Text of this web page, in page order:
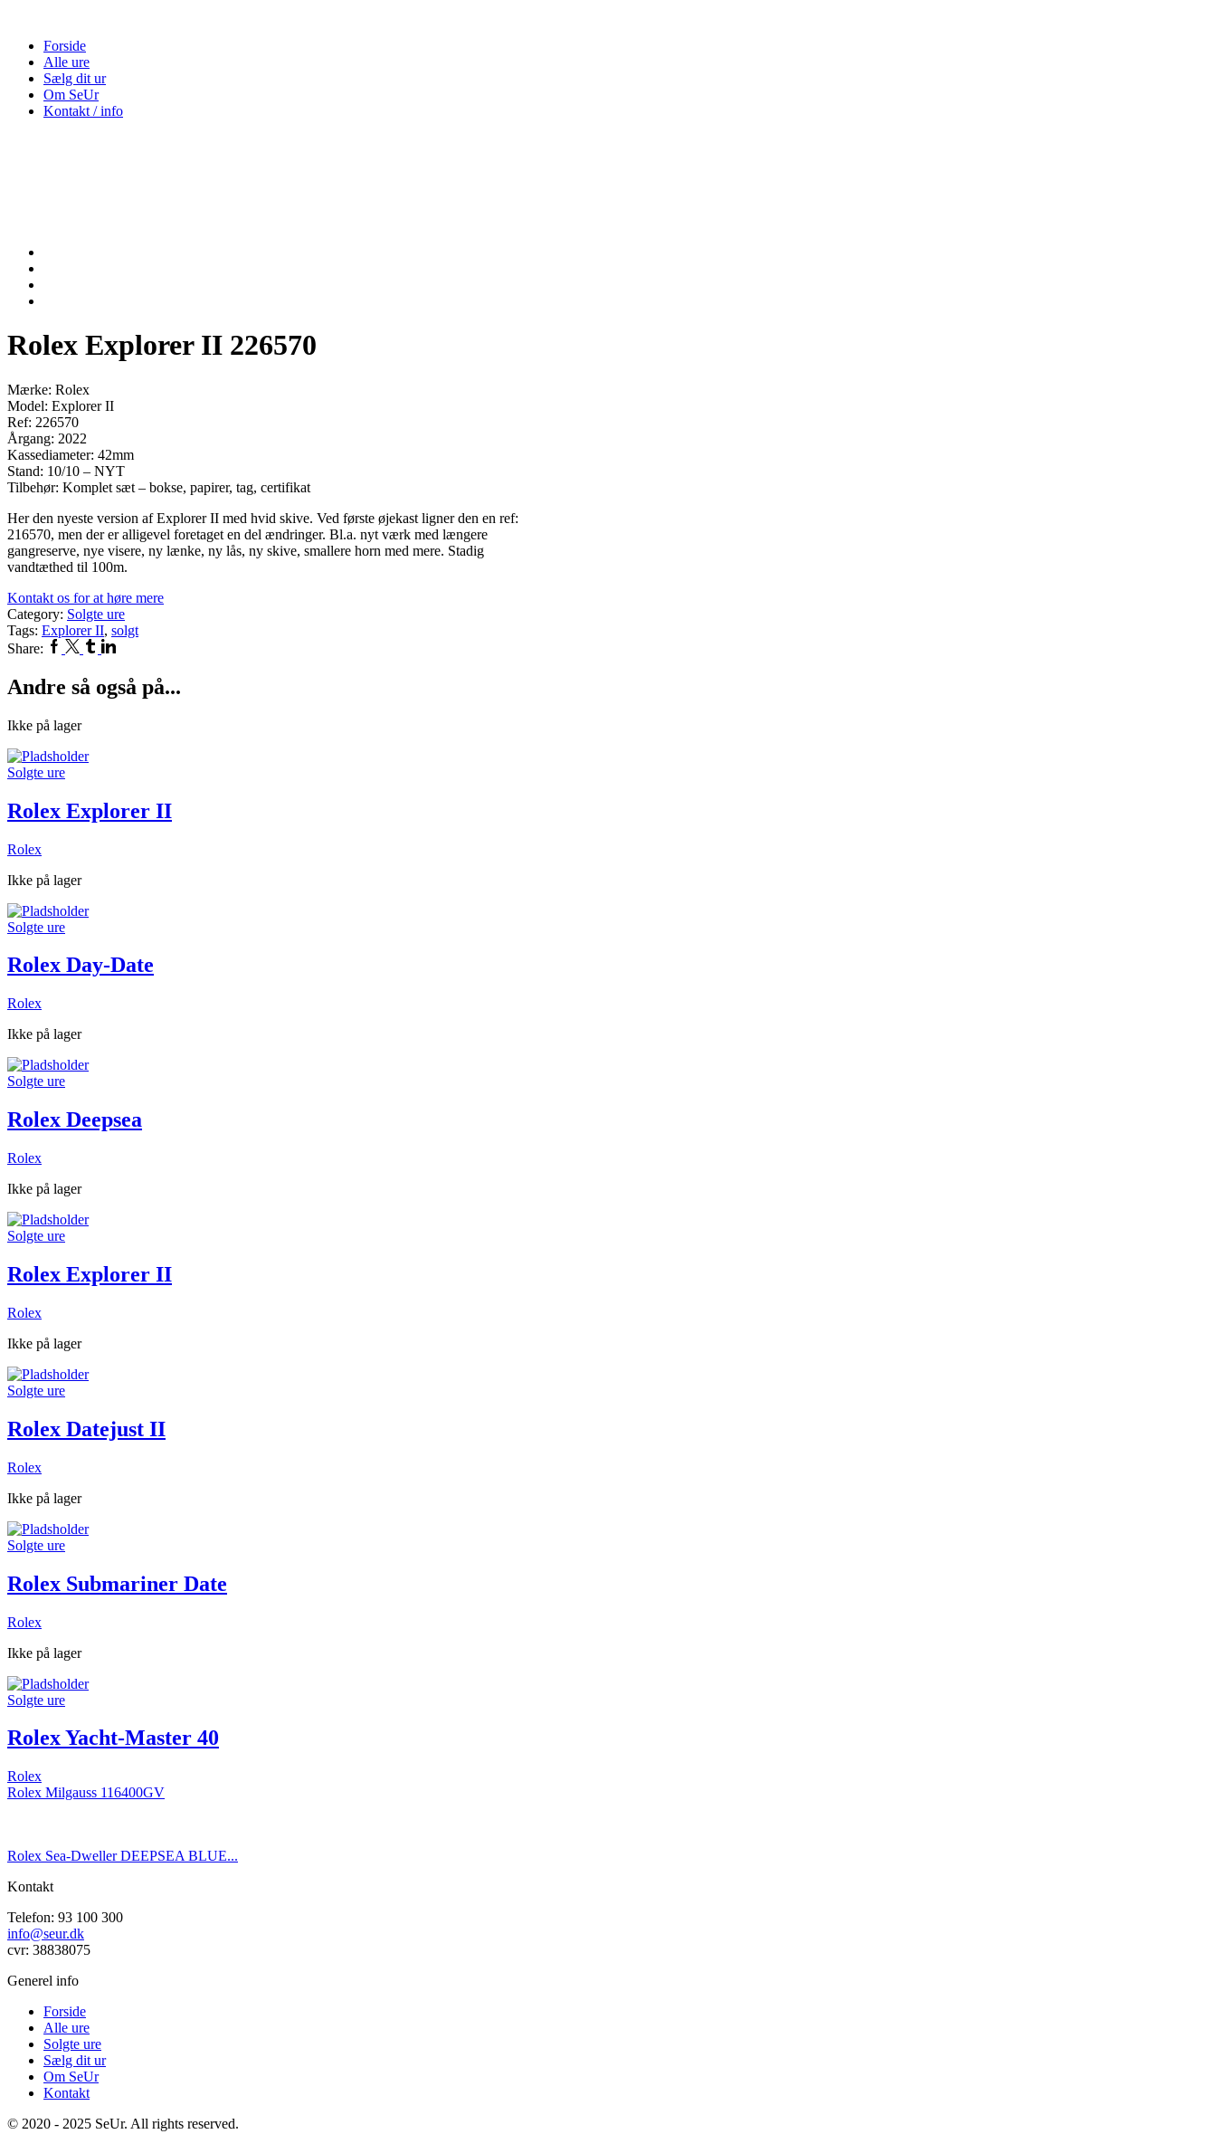
Forside
Alle ure
Sælg dit ur
Om SeUr
Kontakt / info
Rolex Explorer II 226570
Mærke: Rolex
Model: Explorer II
Ref: 226570
Årgang: 2022
Kassediameter: 42mm
Stand: 10/10 – NYT
Tilbehør: Komplet sæt – bokse, papirer, tag, certifikat
Her den nyeste version af Explorer II med hvid skive. Ved første øjekast ligner den en ref:
216570, men der er alligevel foretaget en del ændringer. Bl.a. nyt værk med længere
gangreserve, nye visere, ny lænke, ny lås, ny skive, smallere horn med mere. Stadig
vandtæthed til 100m.
Kontakt os for at høre mere
Category: Solgte ure
Tags: Explorer II, solgt
Share: Facebook
Twitter
TumblrLinkedin
Andre så også på...
Ikke på lager
Solgte ure
Rolex Explorer II
Rolex
Ikke på lager
Solgte ure
Rolex Day-Date
Rolex
Ikke på lager
Solgte ure
Rolex Deepsea
Rolex
Ikke på lager
Solgte ure
Rolex Explorer II
Rolex
Ikke på lager
Solgte ure
Rolex Datejust II
Rolex
Ikke på lager
Solgte ure
Rolex Submariner Date
Rolex
Ikke på lager
Solgte ure
Rolex Yacht-Master 40
Rolex
Rolex Milgauss 116400GV
Rolex Sea-Dweller DEEPSEA BLUE...
Kontakt
Telefon: 93 100 300
info@seur.dk
cvr: 38838075
Generel info
Forside
Alle ure
Solgte ure
Sælg dit ur
Om SeUr
Kontakt
© 2020 - 2025 SeUr. All rights reserved.